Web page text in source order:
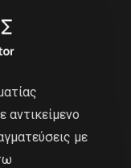
αντικείμενο
με